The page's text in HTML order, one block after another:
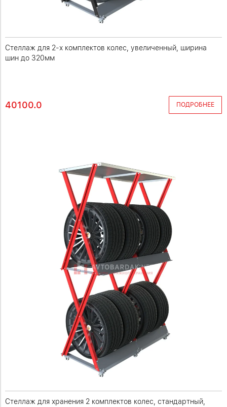
Стеллаж для 2-х комплектов колес, увеличенный, ширина
шин до 320мм
40100.0 ПОДРОБНЕЕ
Стеллаж для хранения 2 комплектов колес, стандартный,